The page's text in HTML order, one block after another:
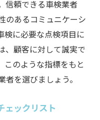
車検選び
選ぶ理由
の見積もり確認
分け方
る
信頼できる車検業者
のあるコミュニケーシ
検に必要な点検項目に
、顧客に対して誠実で
このような指標をもと
を選びましょう。
ェックリスト